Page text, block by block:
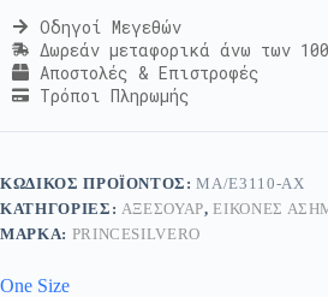
Οδηγοί Μεγεθών
Δωρεάν μεταφορικά άνω των
Αποστολές & Επιστροφές
Τρόποι Πληρωμής
ΚΩΔΙΚΌΣ ΠΡΟΪΌΝΤΟΣ:MA/E3110-AX
ΚΑΤΗΓΟΡΊΕΣ: ΑΞΕΣΟΥΆΡ,ΕΙΚΌΝΕΣ
ΜΆΡΚΑ: PRINCESILVERO
One Size